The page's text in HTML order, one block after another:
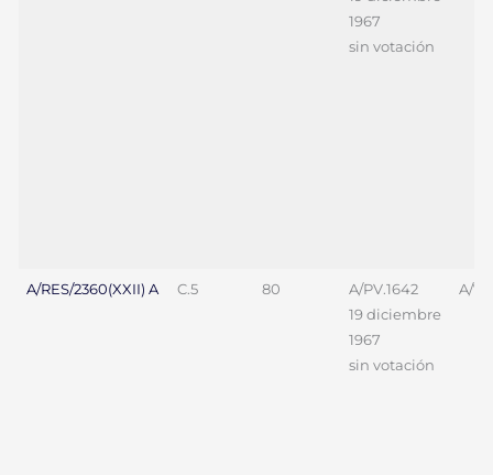
1967
sin votación
A/RES/2360(XXII) A C.5 80
A/PV.1642
19 diciembre
1967
sin votación
A/